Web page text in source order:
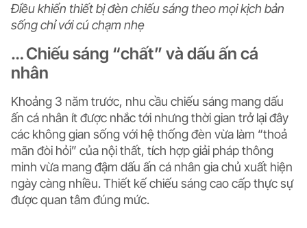
Điều khiển thiết bị đèn chiếu sáng theo mọi kịch bản
sống chỉ với cú chạm nhẹ
… Chiếu sáng “chất” và dấu ấn cá
nhân
Khoảng 3 năm trước, nhu cầu chiếu sáng mang dấu
ấn cá nhân ít được nhắc tới nhưng thời gian trở lại đây
các không gian sống với hệ thống đèn vừa làm “thoả
mãn đòi hỏi” của nội thất, tích hợp giải pháp thông
minh vừa mang đậm dấu ấn cá nhân gia chủ xuất hiện
ngày càng nhiều. Thiết kế chiếu sáng cao cấp thực sự
được quan tâm đúng mức.